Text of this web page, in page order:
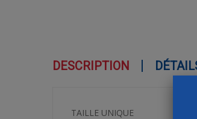
DESCRIPTION
TAILLE UNIQUE